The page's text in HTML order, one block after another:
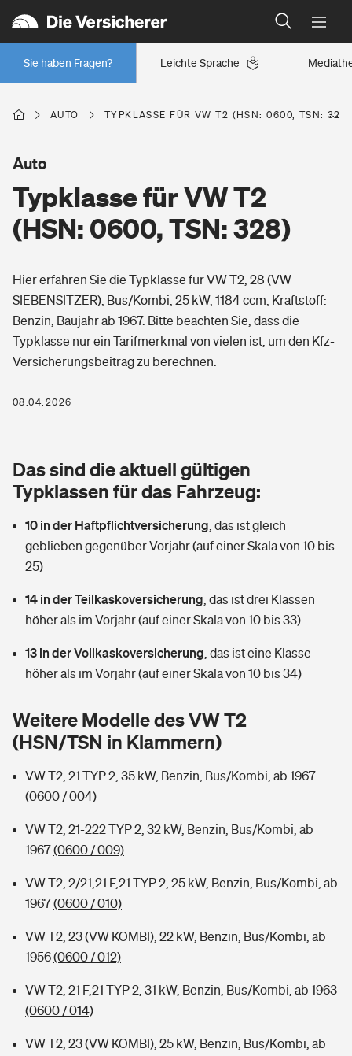
Leichte Sprache
Sie haben Fragen?
Wer versichert was: Jetzt Versicherer finden
Regionalklassen: So ist Ihre Region eingestuft
Wer versichert was: Jetzt Versicherer finden
Berufsunfähigkeitsversicherung
Erwerbsunfähigkeitsversicherung
Grundfähigkeitsversicherung
Arbeitsrechtsschutz
Berufshaftpflichtversicherung
Zur Übersicht
Tools
Wer versichert was: Jetzt Versicherer finden
Sie haben Fragen?
Wohnen
Elementarversicherung
Glasversicherung
Mietkautionsversicherung
Restkreditversicherung
Hochwasser-Check: Wie gefährdet ist Ihr Haus?
Wer versichert was: Jetzt Versicherer finden
Sie haben Fragen?
Freizeit
Pri­vate Haft­pflicht­
Kinderunfall­ver­si­che­rung
Kinderinvalidität
Hundehalter-Haftpflicht
Private Cyberversicherung
Musikinstrumentenversicherung
Zur Übersicht
Tools
Kinderunfall-Check: Mehr Sicherheit für deine Kids
Sie haben Fragen?
Gesundheit
Private Krankenversicherung
Dread-Disease-Versicherung
Tierkrankenversicherung
Zur Übersicht
Tools
Wer versichert was: Jetzt Versicherer finden
Sie haben Fragen?
Rentenrechner: Wie viel Geld bekomme ich im Alter?
AUTO TYPKLASSE FÜR VW T2 (HSN: 0600, TSN: 328)
Typklasse für VW T2
(HSN: 0600, TSN: 328)
Auto
Hier erfahren Sie die Typklasse für VW T2, 28 (VW
SIEBENSITZER), Bus/Kombi, 25 kW, 1184 ccm, Kraftstoff:
Benzin, Baujahr ab 1967. Bitte beachten Sie, dass die
Typklasse nur ein Tarifmerkmal von vielen ist, um den Kfz-
Versicherungsbeitrag zu berechnen.
08.04.2026
Das sind die aktuell gültigen
Typklassen für das Fahrzeug:
10 in der Haftpflichtversicherung das ist gleich
geblieben gegenüber Vorjahr (auf einer Skala von 10 bis
25)
14 in der Teilkaskoversicherung das ist drei Klassen
höher als im Vorjahr (auf einer Skala von 10 bis 33)
13 in der Vollkaskoversicherung das ist eine Klasse
höher als im Vorjahr (auf einer Skala von 10 bis 34)
Weitere Modelle des VW T2
(HSN/TSN in Klammern)
VW T2, 21 TYP 2, 35 kW, Benzin, Bus/Kombi, ab 1967
(0600 / 004)
VW T2, 21-222 TYP 2, 32 kW, Benzin, Bus/Kombi, ab
1967(0600 / 009)
VW T2, 2/21,21 F,21 TYP 2, 25 kW, Benzin, Bus/Kombi, ab
1967(0600 / 010)
VW T2, 23 (VW KOMBI), 22 kW, Benzin, Bus/Kombi, ab
1956(0600 / 012)
VW T2, 21 F,21 TYP 2, 31 kW, Benzin, Bus/Kombi, ab 1963
(0600 / 014)
VW T2, 23 (VW KOMBI), 25 kW, Benzin, Bus/Kombi, ab